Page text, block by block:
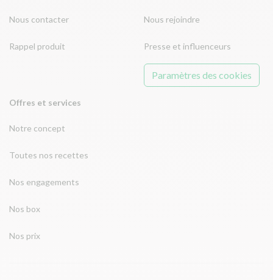
Nous contacter
Rappel produit
Offres et services
Notre concept
Toutes nos recettes
Nos engagements
Nos box
Nos prix
Nous rejoindre
Presse et influenceurs
Paramètres des cookies